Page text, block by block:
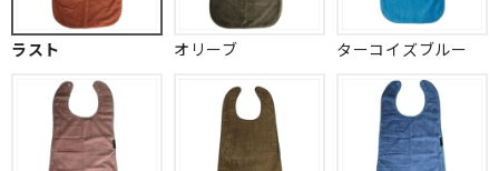
ラスト オリーブ ターコイズブルー